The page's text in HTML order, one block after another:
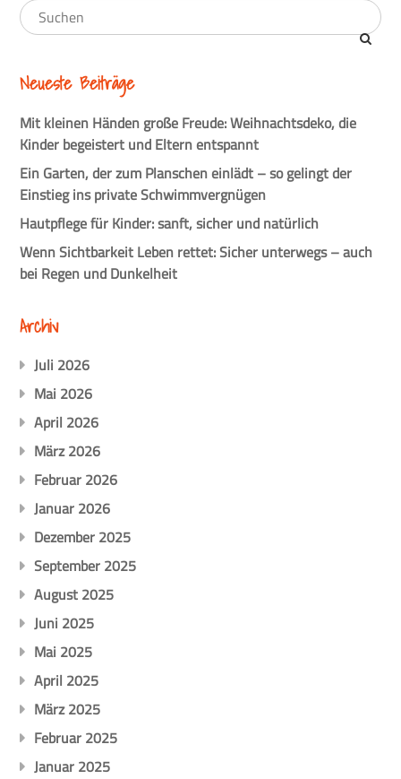
Neueste Beiträge
Mit kleinen Händen große Freude: Weihnachtsdeko, die
Kinder begeistert und Eltern entspannt
Ein Garten, der zum Planschen einlädt – so gelingt der
Einstieg ins private Schwimmvergnügen
Hautpflege für Kinder: sanft, sicher und natürlich
Wenn Sichtbarkeit Leben rettet: Sicher unterwegs – auch
bei Regen und Dunkelheit
Archiv
Juli 2026
Mai 2026
April 2026
März 2026
Februar 2026
Januar 2026
Dezember 2025
September 2025
August 2025
Juni 2025
Mai 2025
April 2025
März 2025
Februar 2025
Januar 2025